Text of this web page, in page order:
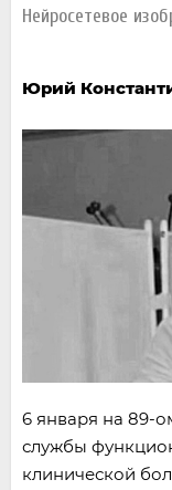
Нейросетевое
Юрий
6 января на 89-
службы
клинической